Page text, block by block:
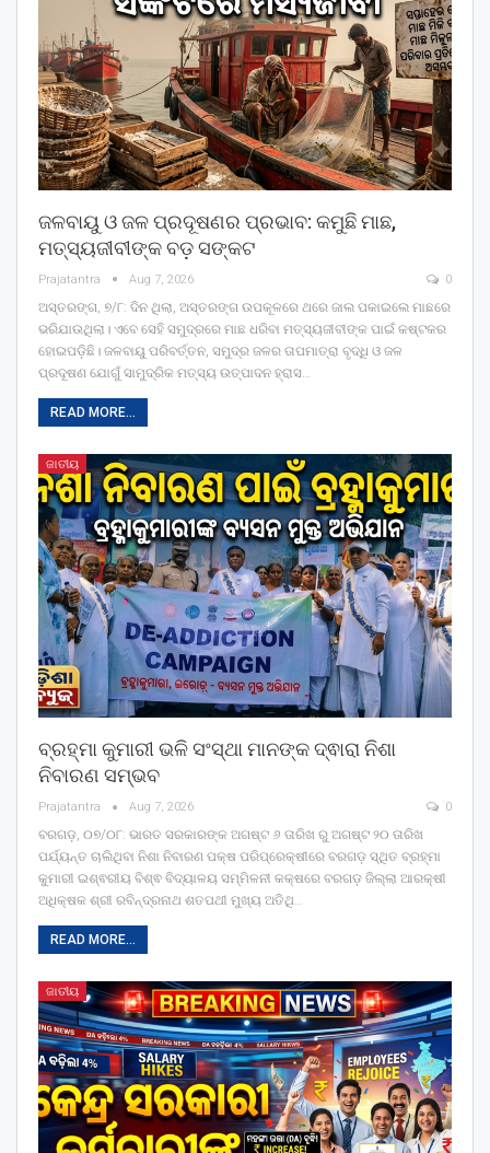
ଜଳବାୟୁ ଓ ଜଳ ପ୍ରଦୂଷଣର ପ୍ରଭାବ: କମୁଛି ମାଛ,
ମତ୍ସ୍ୟଜୀବୀଙ୍କ ବଡ଼ ସଙ୍କଟ
Prajatantra Aug 7, 2026 0
ଅସ୍ତରଙ୍ଗ, ୭/୮: ଦିନ ଥିଲା, ଅସ୍ତରଙ୍ଗ ଉପକୂଳରେ ଥରେ ଜାଲ ପକାଇଲେ ମାଛରେ
ଭରିଯାଉଥିଲା। ଏବେ ସେହି ସମୁଦ୍ରରେ ମାଛ ଧରିବା ମତ୍ସ୍ୟଜୀବୀଙ୍କ ପାଇଁ କଷ୍ଟକର
ହୋଇପଡ଼ିଛି। ଜଳବାୟୁ ପରିବର୍ତ୍ତନ, ସମୁଦ୍ର ଜଳର ତାପମାତ୍ରା ବୃଦ୍ଧି ଓ ଜଳ
ପ୍ରଦୂଷଣ ଯୋଗୁଁ ସାମୁଦ୍ରିକ ମତ୍ସ୍ୟ ଉତ୍ପାଦନ ହ୍ରାସ
READ MORE...
ଜାତୀୟ
ବ୍ରହ୍ମା କୁମାରୀ ଭଳି ସଂସ୍ଥା ମାନଙ୍କ ଦ୍ଵାରା ନିଶା
ନିବାରଣ ସମ୍ଭବ
Prajatantra Aug 7, 2026 0
ବରଗଡ଼, ୦୭/୦୮: ଭାରତ ସରକାରଙ୍କ ଅଗଷ୍ଟ ୬ ତାରିଖ ରୁ ଅଗଷ୍ଟ ୨୦ ତାରିଖ
ପର୍ଯ୍ୟନ୍ତ ଚାଲିଥିବା ନିଶା ନିବାରଣ ପକ୍ଷ ପରିପ୍ରେକ୍ଷୀରେ ବରଗଡ଼ ସ୍ଥିତ ବ୍ରହ୍ମା
କୁମାରୀ ଇଶ୍ଵରୀୟ ବିଶ୍ଵ ବିଦ୍ୟାଳୟ ସମ୍ମିଳନୀ କକ୍ଷରେ ବରଗଡ଼ ଜିଲ୍ଲା ଆରକ୍ଷୀ
ଅଧିକ୍ଷକ ଶ୍ରୀ ରବିନ୍ଦ୍ରନାଥ ଶତପଥୀ ମୁଖ୍ୟ ଅତିଥି…
READ MORE...
ଜାତୀୟ